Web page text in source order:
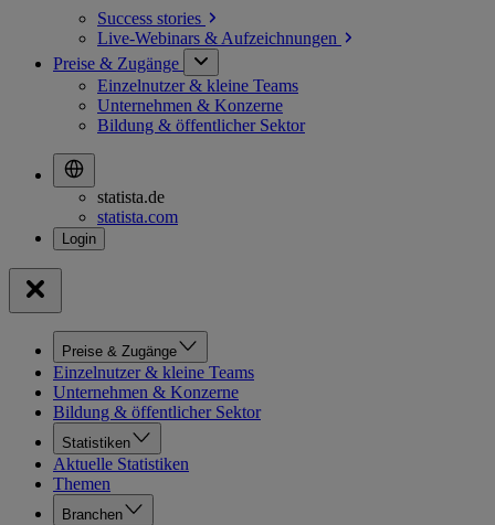
Success stories
Live-Webinars & Aufzeichnungen
Preise & Zugänge
Einzelnutzer & kleine Teams
Unternehmen & Konzerne
Bildung & öffentlicher Sektor
statista.de
statista.com
Preise & Zugänge
Einzelnutzer & kleine Teams
Unternehmen & Konzerne
Bildung & öffentlicher Sektor
Statistiken
Aktuelle Statistiken
Themen
Branchen